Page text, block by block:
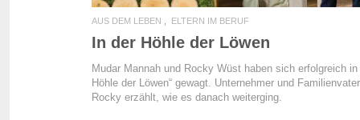
AUS DEM LEBEN ELTERN IM BERUF
In der Höhle der Löwen
Mudar Mannah und Rocky Wüst haben sich erfolgreich in
Höhle der Löwen“ gewagt. Unternehmer und Familienvater
Rocky erzählt, wie es danach weiterging.